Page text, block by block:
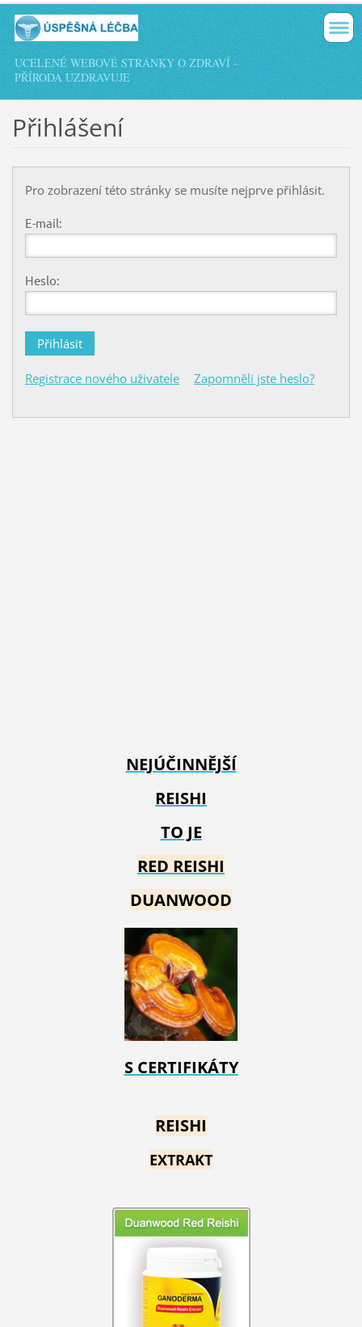
UCELENÉ WEBOVÉ STRÁNKY O ZDRAVÍ -
PŘÍRODA UZDRAVUJE
Přihlášení
Pro zobrazení této stránky se musíte nejprve přihlásit.
E-mail:
Heslo:
Registrace nového uživatele Zapomněli jste heslo?
NEJÚČINNĚJŠÍ
REISHI
TO JE
RED REISHI
DUANWOOD
S CERTIFIKÁTY
REISHI
EXTRAKT